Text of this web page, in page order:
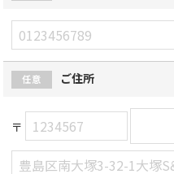
任意 ご住所
〒